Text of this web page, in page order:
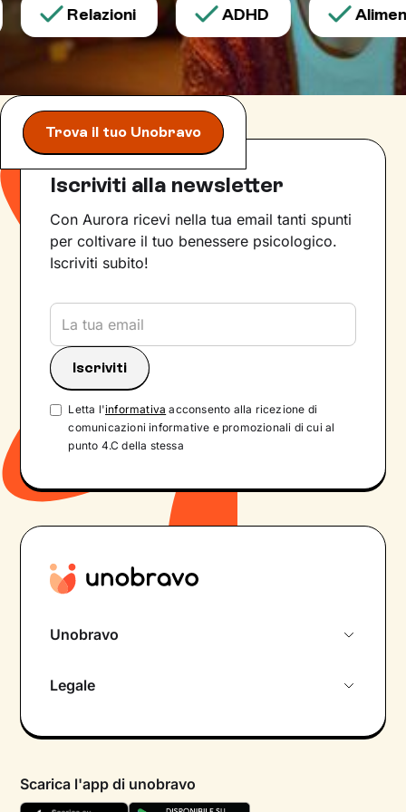
Relazioni ADHD
Trova il tuo Unobravo
Iscriviti alla newsletter
Con Aurora ricevi nella tua email tanti spunti
per coltivare il tuo benessere psicologico.
Iscriviti subito!
Letta l'informativa acconsento alla ricezione di
comunicazioni informative e promozionali di cui al
punto 4.C della stessa
Unobravo
Psicologo in chat
Aiuto urgente
Legale
Termini e condizioni
Scarica l'app di unobravo